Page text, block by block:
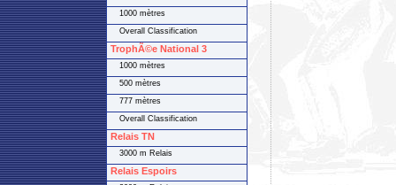
1000 mètres
Overall Classification
TrophÃ©e National 3
1000 mètres
500 mètres
777 mètres
Overall Classification
Relais TN
3000 m Relais
Relais Espoirs